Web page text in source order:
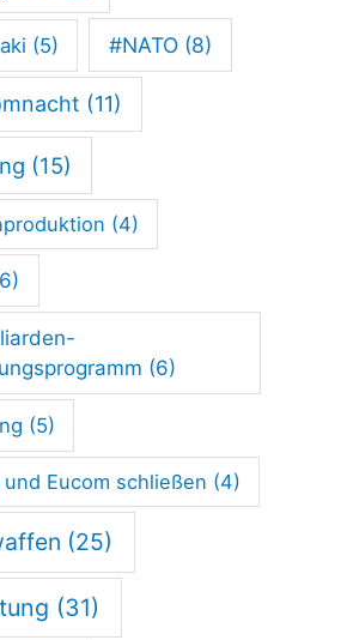
(5) #NATO(8)
(11)
(15)
(4)
(6)
(5)
Eucom schließen (4)
(25)
(31)